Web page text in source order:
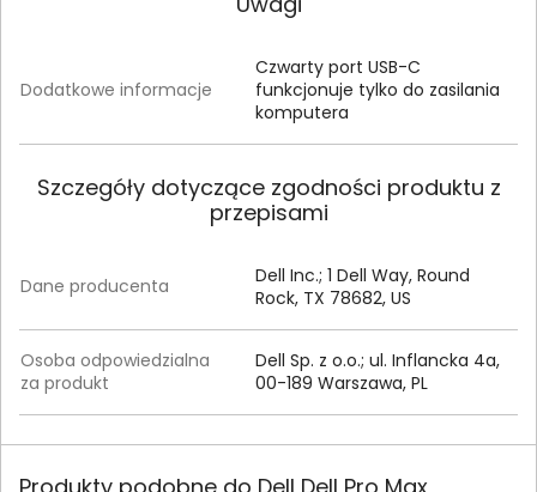
Dodatkowe informacje
Czwarty port USB-C
funkcjonuje tylko do zasilania
komputera
Szczegóły dotyczące zgodności produktu z
przepisami
Dane producenta
Dell Inc.; 1 Dell Way, Round
Rock, TX 78682, US
Osoba odpowiedzialna
za produkt
Dell Sp. z o.o.; ul. Inflancka 4a,
00-189 Warszawa, PL